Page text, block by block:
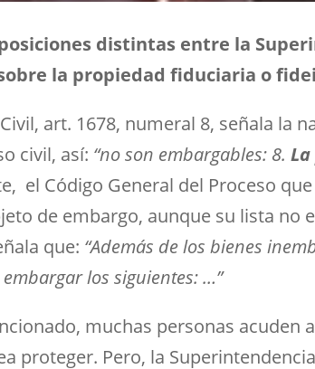
distintas entre la
la propiedad fiduciaria o
art. 1678, numeral 8, señala la
civil, así: “no son embargables: 8.
el Código General del Proceso
de embargo, aunque su lista no
que: “Además de los bienes
los siguientes: …”
muchas personas acuden
proteger. Pero, la